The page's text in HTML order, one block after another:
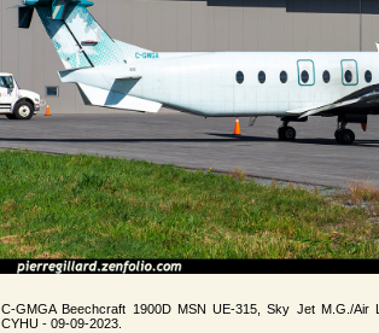
C-GMGA Beechcraft 1900D MSN UE-315, Sky Jet M.G./Air
CYHU - 09-09-2023.